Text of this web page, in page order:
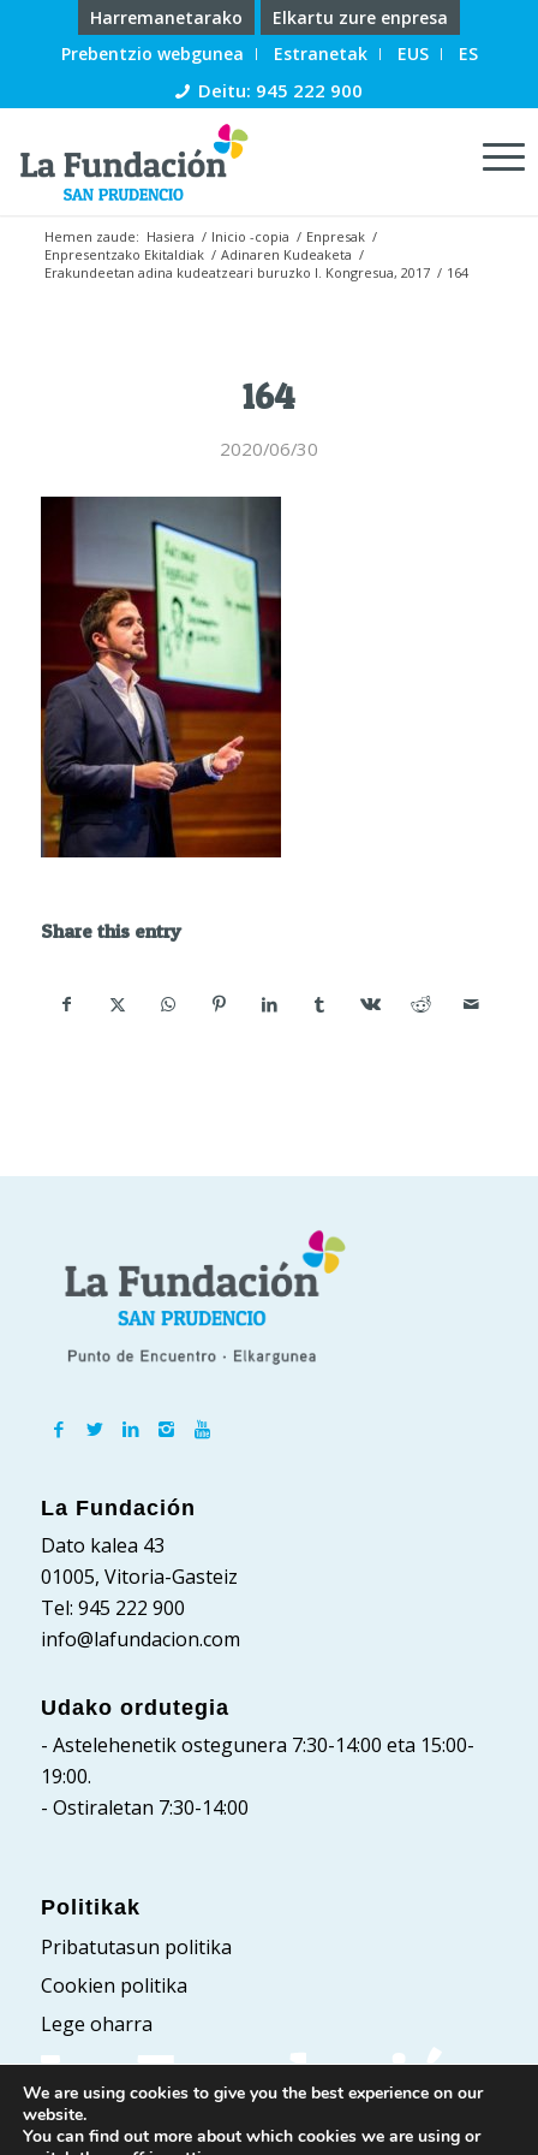
Harremanetarako
Elkartu zure enpresa
Prebentzio webgunea
Estranetak EUS ES
Deitu: 945 222 900
Hemen zaude: Hasiera / Inicio -copia / Enpresak /
Enpresentzako Ekitaldiak / Adinaren Kudeaketa /
Erakundeetan adina kudeatzeari buruzko I. Kongresua, 2017 / 164
164
2020/06/30
Share this entry
La Fundación
Dato kalea 43
01005, Vitoria-Gasteiz
Tel: 945 222 900
info@lafundacion.com
Udako ordutegia
- Astelehenetik ostegunera 7:30-14:00 eta 15:00-
19:00.
- Ostiraletan 7:30-14:00
Politikak
Pribatutasun politika
Cookien politika
Lege oharra
We are using cookies to give you the best experience on our
website.
You can find out more about which cookies we are using or